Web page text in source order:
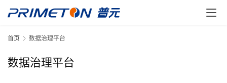
首页 数据治理平台
数据治理平台